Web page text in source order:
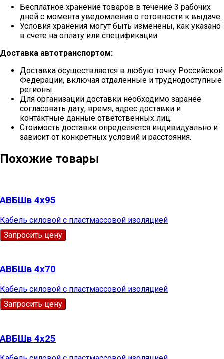
Бесплатное хранение товаров в течение 3 рабочих
дней с момента уведомления о готовности к выдаче.
Условия хранения могут быть изменены, как указано
в счете на оплату или спецификации.
Доставка автотранспортом:
Доставка осуществляется в любую точку Российской
Федерации, включая отдаленные и труднодоступные
регионы.
Для организации доставки необходимо заранее
согласовать дату, время, адрес доставки и
контактные данные ответственных лиц.
Стоимость доставки определяется индивидуально и
зависит от конкретных условий и расстояния.
Похожие товары
АВБШв 4х95
Кабель силовой с пластмассовой изоляцией
Запросить цену
АВБШв 4х70
Кабель силовой с пластмассовой изоляцией
Запросить цену
АВБШв 4х25